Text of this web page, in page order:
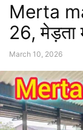
Merta
26, मेड़ता
March 10, 2026